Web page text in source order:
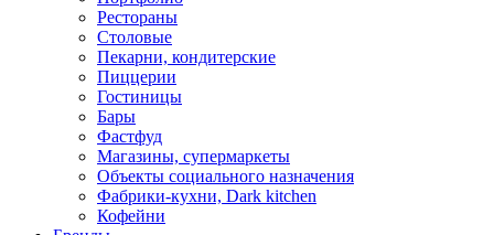
Рестораны
Столовые
Пекарни, кондитерские
Пиццерии
Гостиницы
Бары
Фастфуд
Магазины, супермаркеты
Объекты социального назначения
Фабрики-кухни, Dark kitchen
Кофейни